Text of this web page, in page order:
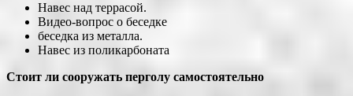
Навес над террасой.
Видео-вопрос о беседке
беседка из металла.
Навес из поликарбоната
Стоит ли сооружать перголу самостоятельно